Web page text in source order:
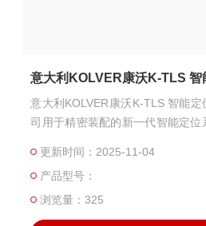
意大利KOLVER康沃K-TLS 智
意大利KOLVER康沃K-TLS 智能
司用于精密装配的新一代智能定位
在于能够通过K-DUCER进行管理
元的需求。借助K-DUCER的所有
LC系统的连接和互操作性，K-TLS
更新时间：2025-11-04
产品型号：
浏览量：325